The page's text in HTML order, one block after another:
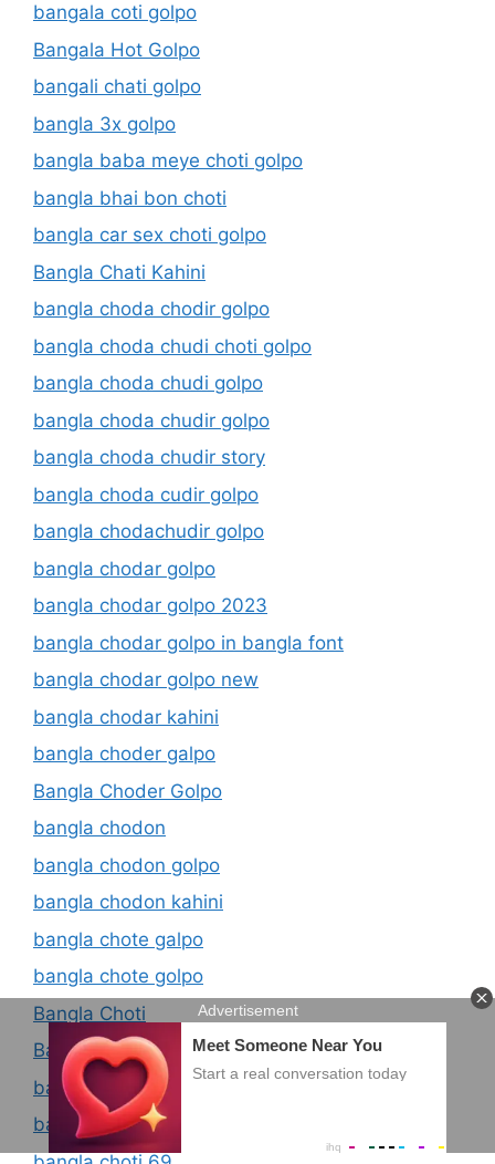
bangala coti golpo
Bangala Hot Golpo
bangali chati golpo
bangla 3x golpo
bangla baba meye choti golpo
bangla bhai bon choti
bangla car sex choti golpo
Bangla Chati Kahini
bangla choda chodir golpo
bangla choda chudi choti golpo
bangla choda chudi golpo
bangla choda chudir golpo
bangla choda chudir story
bangla choda cudir golpo
bangla chodachudir golpo
bangla chodar golpo
bangla chodar golpo 2023
bangla chodar golpo in bangla font
bangla chodar golpo new
bangla chodar kahini
bangla choder galpo
Bangla Choder Golpo
bangla chodon
bangla chodon golpo
bangla chodon kahini
bangla chote galpo
bangla chote golpo
Bangla Choti
Bangla Choti 18
bangla choti 2017
bangla choti 2021